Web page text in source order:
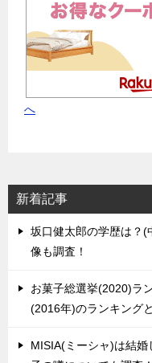
へ
新着記事
坂口健太郎の学歴は？(
像も調査！
お菓子総選挙(2020)ラ
(2016年)のランキング
MISIA(ミーシャ)は結